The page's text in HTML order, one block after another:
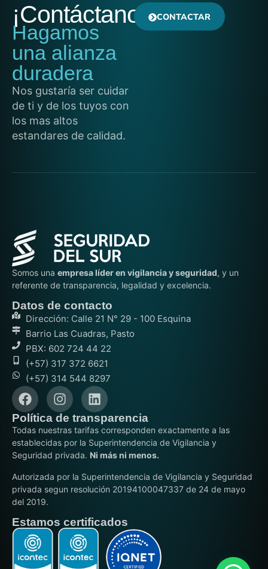
¡Contáctanos!
Hagamos
una alianza
duradera
Nos gustaría ser cuidar
de ti y de los tuyos con
los mas altos
estandares de calidad.
CONTACTAR
Somos una empresa líder en vigilancia y seguridad, y un
referente de transparencia, legalidad y excelencia.
Datos de contacto
Dirección: Calle 21 N° 29 - 100 Esquina
Barrio Las Cuadras, Pasto
PBX: 602 724 44 22
(+57) 317 372 6621
(+57) 314 544 8297
Política de transparencia
Todas nuestras tarifas corresponden exactamente a las
establecidas por la Superintendencia de Vigilancia y
Seguridad privada. Ni más ni menos.
Autorizada por la Superintendencia de Vigilancia y Seguridad
privada segun resolución 20194100047337 de 24 de mayo
del 2019.
Estamos certificados